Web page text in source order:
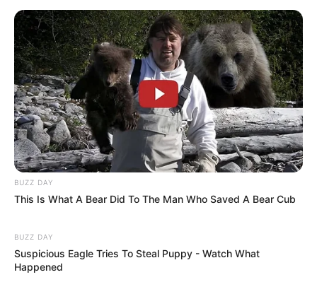
BUZZ DAY
This Is What A Bear Did To The Man Who Saved A Bear Cub
BUZZ DAY
Suspicious Eagle Tries To Steal Puppy - Watch What
Happened